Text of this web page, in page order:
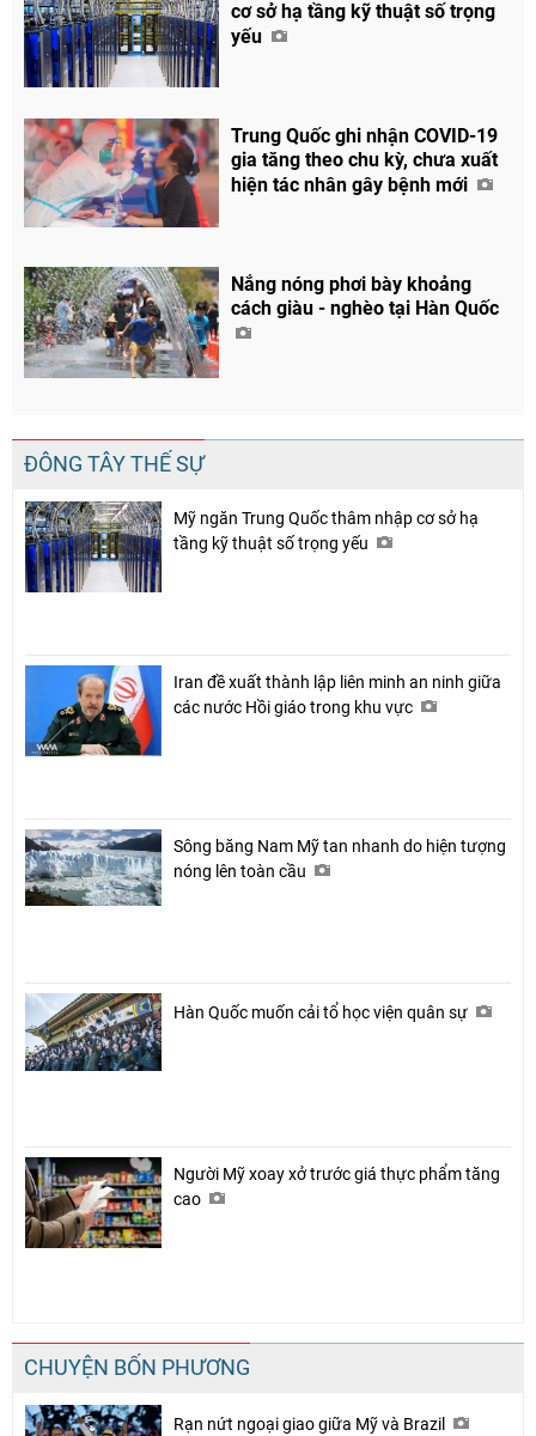
Chia sẻ
cơ sở hạ tầng kỹ thuật số trọng
yếu
Trung Quốc ghi nhận COVID-19
gia tăng theo chu kỳ, chưa xuất
hiện tác nhân gây bệnh mới
Nắng nóng phơi bày khoảng
cách giàu - nghèo tại Hàn Quốc
ĐÔNG TÂY THẾ SỰ
Mỹ ngăn Trung Quốc thâm nhập cơ sở hạ
tầng kỹ thuật số trọng yếu
Iran đề xuất thành lập liên minh an ninh giữa
các nước Hồi giáo trong khu vực
Sông băng Nam Mỹ tan nhanh do hiện tượng
nóng lên toàn cầu
Hàn Quốc muốn cải tổ học viện quân sự
Người Mỹ xoay xở trước giá thực phẩm tăng
cao
CHUYỆN BỐN PHƯƠNG
Rạn nứt ngoại giao giữa Mỹ và Brazil